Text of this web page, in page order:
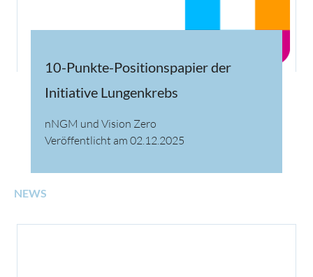
10-Punkte-Positionspapier der
Initiative Lungenkrebs
nNGM und Vision Zero
Veröffentlicht am 02.12.2025
NEWS